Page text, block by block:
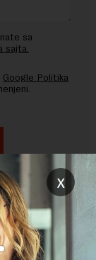
sa
sajta.
Google Politika
x